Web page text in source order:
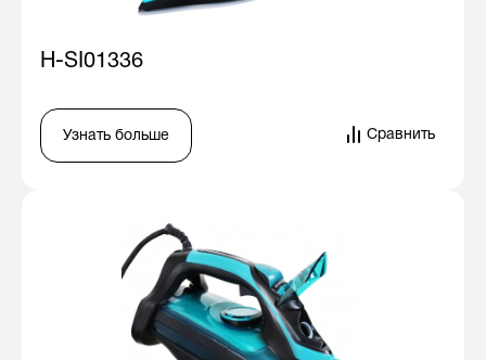
H-SI01336
Узнать больше Сравнить